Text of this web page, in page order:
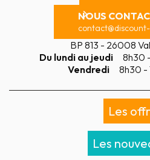
NOUS
BP 813 - 26008
Du lundi au jeudi
8h30
Vendredi
8h30 -
Les
Les